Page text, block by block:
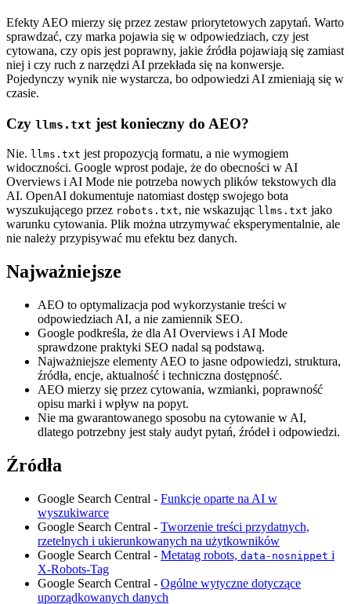
Efekty AEO mierzy się przez zestaw priorytetowych zapytań. Warto
sprawdzać, czy marka pojawia się w odpowiedziach, czy jest
cytowana, czy opis jest poprawny, jakie źródła pojawiają się zamiast
niej i czy ruch z narzędzi AI przekłada się na konwersje.
Pojedynczy wynik nie wystarcza, bo odpowiedzi AI zmieniają się w
czasie.
Czy llms.txt jest konieczny do AEO?
Nie. llms.txt jest propozycją formatu, a nie wymogiem
widoczności. Google wprost podaje, że do obecności w AI
Overviews i AI Mode nie potrzeba nowych plików tekstowych dla
AI. OpenAI dokumentuje natomiast dostęp swojego bota
wyszukującego przez robots.txt, nie wskazując llms.txt jako
warunku cytowania. Plik można utrzymywać eksperymentalnie, ale
nie należy przypisywać mu efektu bez danych.
Najważniejsze
AEO to optymalizacja pod wykorzystanie treści w
odpowiedziach AI, a nie zamiennik SEO.
Google podkreśla, że dla AI Overviews i AI Mode
sprawdzone praktyki SEO nadal są podstawą.
Najważniejsze elementy AEO to jasne odpowiedzi, struktura,
źródła, encje, aktualność i techniczna dostępność.
AEO mierzy się przez cytowania, wzmianki, poprawność
opisu marki i wpływ na popyt.
Nie ma gwarantowanego sposobu na cytowanie w AI,
dlatego potrzebny jest stały audyt pytań, źródeł i odpowiedzi.
Źródła
Google Search Central - Funkcje oparte na AI w
wyszukiwarce
Google Search Central - Tworzenie treści przydatnych,
rzetelnych i ukierunkowanych na użytkowników
Google Search Central - Metatag robots, data-nosnippet i
X-Robots-Tag
Google Search Central - Ogólne wytyczne dotyczące
uporządkowanych danych